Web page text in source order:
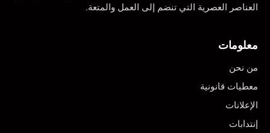
العناصر العصرية التي تنضم إلى العمل والمتعة.
معلومات
من نحن
معطيات قانونية
الإعلانات
إنتدابات